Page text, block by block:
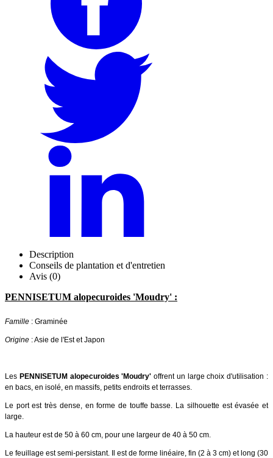
Description
Conseils de plantation et d'entretien
Avis (0)
PENNISETUM alopecuroides 'Moudry' :
Famille : Graminée
Origine : Asie de l'Est et Japon
Les PENNISETUM alopecuroides 'Moudry'offrent un large choix d'utilisation :
en bacs, en isolé, en massifs, petits endroits et terrasses.
Le port est très dense, en forme de touffe basse. La silhouette est évasée et
large.
La hauteur est de 50 à 60 cm, pour une largeur de 40 à 50 cm.
Le feuillage est semi-persistant. Il est de forme linéaire, fin (2 à 3 cm) et long (30